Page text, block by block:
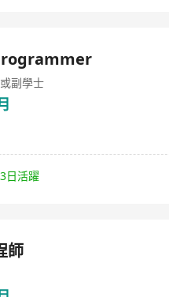
用能力的积累，建立和完善了自主可
规范，确保了集团的可持续发展。截
已获授权的软件发明专利达208项，
时，集团对Web3等前沿技术领域保
块链等方面，所申请并获授权的发
等专业资质认证，并积极参与国标、
副學士
日活躍
師